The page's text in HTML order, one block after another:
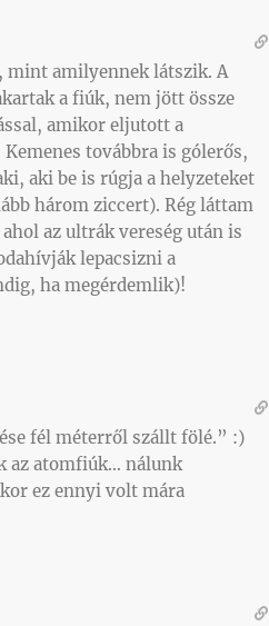
mint amilyennek látszik. A
a fiúk, nem jött össze
amikor eljutott a
továbbra is gólerős,
aki be is rúgja a helyzeteket
három ziccert). Rég láttam
az ultrák vereség után is
lepacsizni a
ha megérdemlik)!
fél méterről szállt fölé.” :)
az atomfiúk… nálunk
ez ennyi volt mára